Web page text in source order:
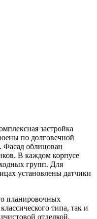
застройка
по долговечной
Фасад облицован
В каждом корпусе
групп. Для
установлены датчики
планировочных
типа, так и
отделкой,